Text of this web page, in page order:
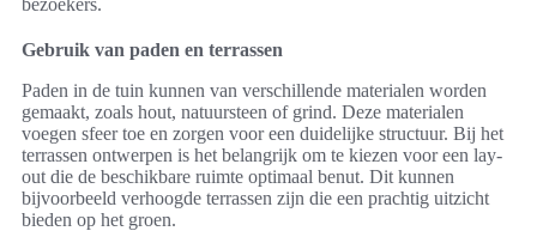
Gebruik van paden en terrassen
Paden in de tuin kunnen van verschillende materialen worden
gemaakt, zoals hout, natuursteen of grind. Deze materialen
voegen sfeer toe en zorgen voor een duidelijke structuur. Bij het
terrassen ontwerpen is het belangrijk om te kiezen voor een lay-
out die de beschikbare ruimte optimaal benut. Dit kunnen
bijvoorbeeld verhoogde terrassen zijn die een prachtig uitzicht
bieden op het groen.